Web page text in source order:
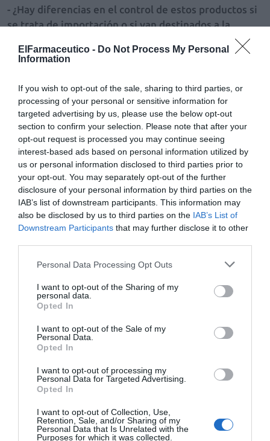
ElFarmaceutico - Do Not Process My Personal
Information
If you wish to opt-out of the sale, sharing to third parties, or
processing of your personal or sensitive information for
targeted advertising by us, please use the below opt-out
section to confirm your selection. Please note that after your
opt-out request is processed you may continue seeing
interest-based ads based on personal information utilized by
us or personal information disclosed to third parties prior to
your opt-out. You may separately opt-out of the further
disclosure of your personal information by third parties on the
IAB’s list of downstream participants. This information may
also be disclosed by us to third parties on the IAB’s List of
Downstream Participants that may further disclose it to other
Personal Data Processing Opt Outs
I want to opt-out of the Sharing of my
personal data.
Opted In
I want to opt-out of the Sale of my
Personal Data.
Opted In
I want to opt-out of processing my
Personal Data for Targeted Advertising.
Opted In
I want to opt-out of Collection, Use,
Retention, Sale, and/or Sharing of my
Personal Data that Is Unrelated with the
Purposes for which it was collected.
- ¿Hay diferencias en el control de estos productos si
se trata de importación o si van destinados a la
exportación? ¿Cómo es el nivel de exigencia para la
importación en la Unión Europea? ¿Los controles son
- Los medicamentos son los únicos productos que
tienen control tanto para la importación como en la
exportación. En ambos casos, los medicamentos deben
garantizar que han sido fabricados cumpliendo las
Normas de Correcta Fabricación de la Unión Europea. El
resto de productos sólo tienen control para su
importación, con la finalidad de garantizar que cumplen
los requisitos establecidos por la normativa nacional y
europea.
Existe una armonización en los niveles de exigencia
básica de los productos farmacéuticos para todo el
circulación de los mismos una vez han superado los
controles en frontera en cualquiera de los países de la
contempla una serie de particularidades para las
entidades que realizan estas operaciones desde el
territorio nacional.
- ¿Cómo se desarrolla el trabajo cotidiano del
farmacéutico de aduana? ¿En qué tipo de
dependencias se realiza su labor?